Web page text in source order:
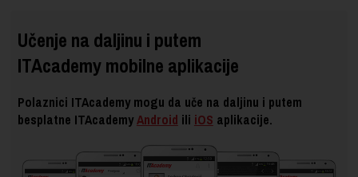
Učenje na daljinu i putem
ITAcademy mobilne aplikacije
Polaznici ITAcademy mogu da uče na daljinu i putem
besplatne ITAcademyAndroid ili iOS aplikacije.